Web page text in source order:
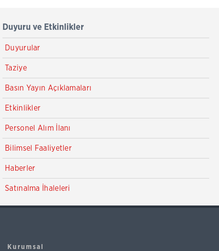
Duyuru ve Etkinlikler
Duyurular
Taziye
Basın Yayın Açıklamaları
Etkinlikler
Personel Alım İlanı
Bilimsel Faaliyetler
Haberler
Satınalma İhaleleri
Kurumsal